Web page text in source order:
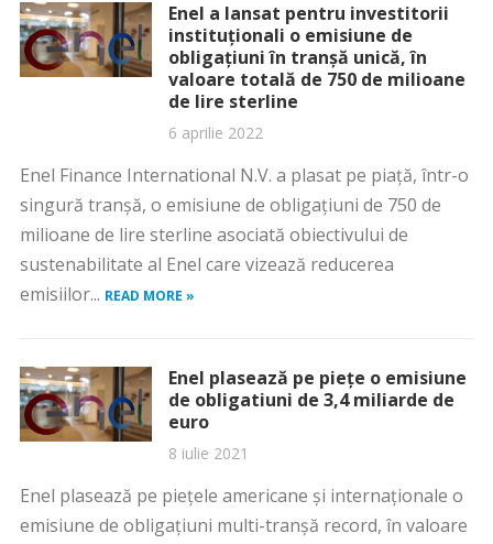
Enel a lansat pentru investitorii
instituţionali o emisiune de
obligaţiuni în tranşă unică, în
valoare totală de 750 de milioane
de lire sterline
6 aprilie 2022
Enel Finance International N.V. a plasat pe piaţă, într-o
singură tranşă, o emisiune de obligaţiuni de 750 de
milioane de lire sterline asociată obiectivului de
sustenabilitate al Enel care vizează reducerea
emisiilor... READ MORE »
Enel plasează pe pieţe o emisiune
de obligatiuni de 3,4 miliarde de
euro
8 iulie 2021
Enel plasează pe pieţele americane şi internaţionale o
emisiune de obligaţiuni multi-tranşă record, în valoare